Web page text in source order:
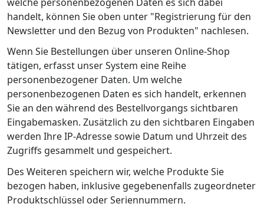
handelt, können Sie oben unter "Registrierung für den
Newsletter und den Bezug von Produkten" nachlesen.
Wenn Sie Bestellungen über unseren Online-Shop
tätigen, erfasst unser System eine Reihe
personenbezogener Daten. Um welche
personenbezogenen Daten es sich handelt, erkennen
Sie an den während des Bestellvorgangs sichtbaren
Eingabemasken. Zusätzlich zu den sichtbaren Eingaben
werden Ihre IP-Adresse sowie Datum und Uhrzeit des
Zugriffs gesammelt und gespeichert.
Des Weiteren speichern wir, welche Produkte Sie
bezogen haben, inklusive gegebenenfalls zugeordneter
Produktschlüssel oder Seriennummern.